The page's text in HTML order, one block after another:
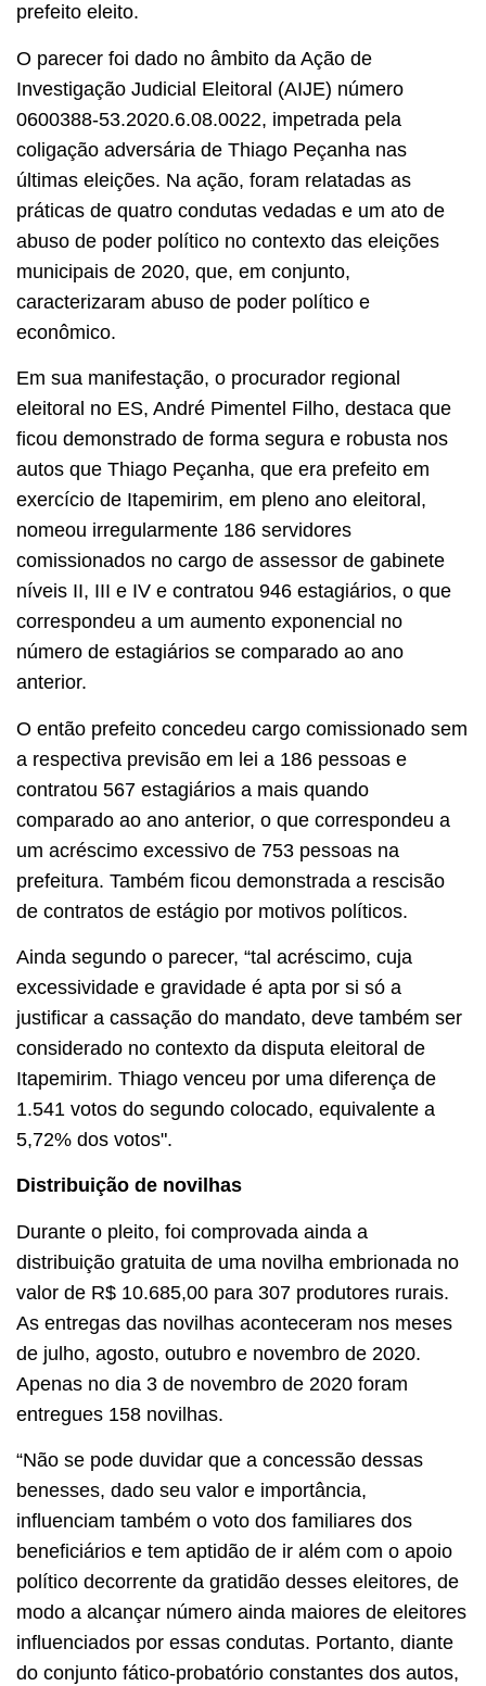
prefeito eleito.
O parecer foi dado no âmbito da Ação de
Investigação Judicial Eleitoral (AIJE) número
0600388-53.2020.6.08.0022, impetrada pela
coligação adversária de Thiago Peçanha nas
últimas eleições. Na ação, foram relatadas as
práticas de quatro condutas vedadas e um ato de
abuso de poder político no contexto das eleições
municipais de 2020, que, em conjunto,
caracterizaram abuso de poder político e
econômico.
Em sua manifestação, o procurador regional
eleitoral no ES, André Pimentel Filho, destaca que
ficou demonstrado de forma segura e robusta nos
autos que Thiago Peçanha, que era prefeito em
exercício de Itapemirim, em pleno ano eleitoral,
nomeou irregularmente 186 servidores
comissionados no cargo de assessor de gabinete
níveis II, III e IV e contratou 946 estagiários, o que
correspondeu a um aumento exponencial no
número de estagiários se comparado ao ano
anterior.
O então prefeito concedeu cargo comissionado sem
a respectiva previsão em lei a 186 pessoas e
contratou 567 estagiários a mais quando
comparado ao ano anterior, o que correspondeu a
um acréscimo excessivo de 753 pessoas na
prefeitura. Também ficou demonstrada a rescisão
de contratos de estágio por motivos políticos.
Ainda segundo o parecer, “tal acréscimo, cuja
excessividade e gravidade é apta por si só a
justificar a cassação do mandato, deve também ser
considerado no contexto da disputa eleitoral de
Itapemirim. Thiago venceu por uma diferença de
1.541 votos do segundo colocado, equivalente a
5,72% dos votos".
Distribuição de novilhas
Durante o pleito, foi comprovada ainda a
distribuição gratuita de uma novilha embrionada no
valor de R$ 10.685,00 para 307 produtores rurais.
As entregas das novilhas aconteceram nos meses
de julho, agosto, outubro e novembro de 2020.
Apenas no dia 3 de novembro de 2020 foram
entregues 158 novilhas.
“Não se pode duvidar que a concessão dessas
benesses, dado seu valor e importância,
influenciam também o voto dos familiares dos
beneficiários e tem aptidão de ir além com o apoio
político decorrente da gratidão desses eleitores, de
modo a alcançar número ainda maiores de eleitores
influenciados por essas condutas. Portanto, diante
do conjunto fático-probatório constantes dos autos,